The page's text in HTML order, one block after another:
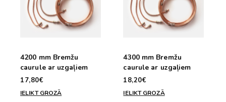
4200 mm Bremžu
caurule ar uzgaļiem
17,80€
IELIKT GROZĀ
4300 mm Bremžu
caurule ar uzgaļiem
18,20€
IELIKT GROZĀ